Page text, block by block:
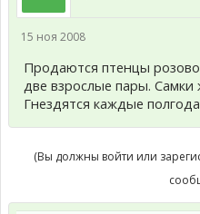
15 ноя 2008
Продаются птенцы
две взрослые пары.
Гнездятся каждые
(Вы должны войти или